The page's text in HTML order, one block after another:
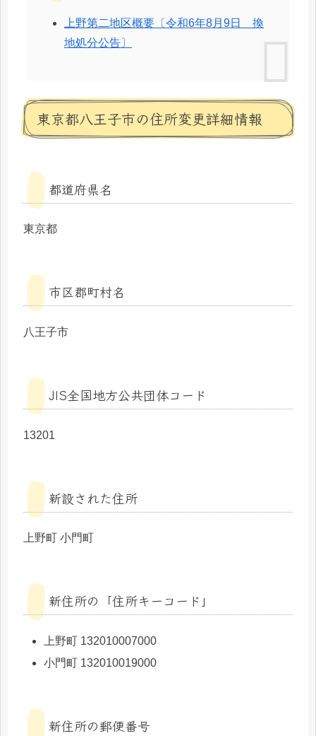
上野第二地区概要〔令和6年8月9日 換
地処分公告〕
東京都八王子市の住所変更詳細情報
都道府県名
東京都
市区郡町村名
八王子市
JIS全国地方公共団体コード
13201
新設された住所
上野町 小門町
新住所の「住所キーコード」
上野町 132010007000
小門町 132010019000
新住所の郵便番号